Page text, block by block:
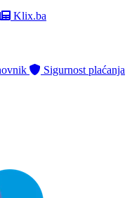
Klix.ba
Sigurnost plaćanja